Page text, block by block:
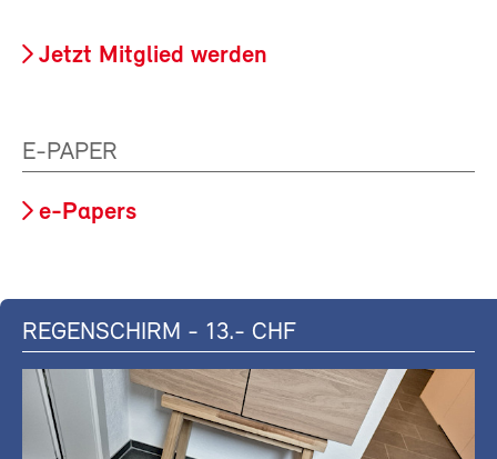
Jetzt Mitglied werden
E-PAPER
e-Papers
REGENSCHIRM - 13.- CHF